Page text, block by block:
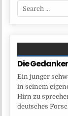
Search
for:
Die
Ein junger
in seinem
Hirn zu
deutsches